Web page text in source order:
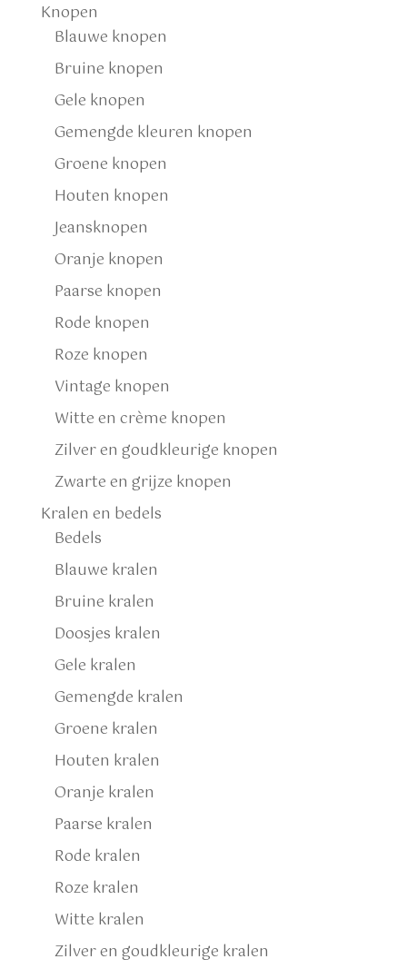
Knopen
Blauwe knopen
Bruine knopen
Gele knopen
Gemengde kleuren knopen
Groene knopen
Houten knopen
Jeansknopen
Oranje knopen
Paarse knopen
Rode knopen
Roze knopen
Vintage knopen
Witte en crème knopen
Zilver en goudkleurige knopen
Zwarte en grijze knopen
Kralen en bedels
Bedels
Blauwe kralen
Bruine kralen
Doosjes kralen
Gele kralen
Gemengde kralen
Groene kralen
Houten kralen
Oranje kralen
Paarse kralen
Rode kralen
Roze kralen
Witte kralen
Zilver en goudkleurige kralen